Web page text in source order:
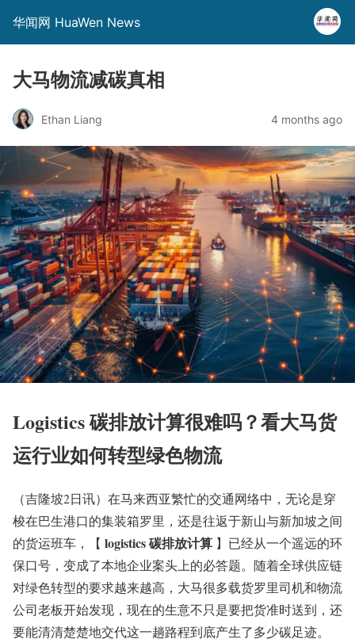
华闻网 HuaWen News
大马物流减碳真相
Ethan Liang 4 months ago
Logistics 碳排放计算很难吗？看大马货
运行业如何转型绿色物流
（吉隆坡2日讯）在马来西亚繁忙的交通网络中，无论是穿
梭在巴生港口的集装箱罗里，还是往返于新山与新加坡之间
的货运班车，【 logistics 碳排放计算 】已经从一个遥远的环
保口号，变成了本地企业案头上的必答题。随着全球供应链
对绿色转型的要求越来越高，大马很多载货罗里司机和物流
公司老板开始发现，现在的生意不只是要把货准时送到，还
要能清清楚楚地交代这一趟路程到底产生了多少碳足迹。